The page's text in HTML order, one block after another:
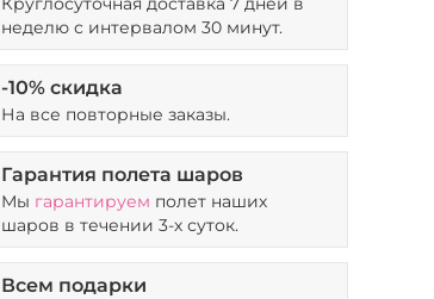
неделю с интервалом 30 минут.
-10% скидка
На все повторные заказы.
Гарантия полета шаров
Мы гарантируем полет наших
шаров в течении 3-х суток.
Всем подарки